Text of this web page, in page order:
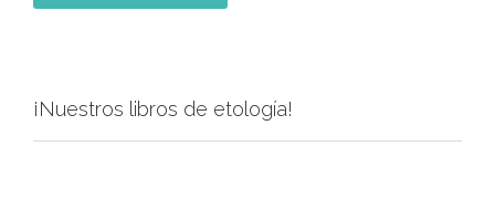
¡Nuestros libros de etología!